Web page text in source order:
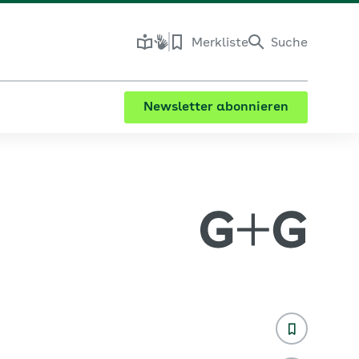
Merkliste Suche
Newsletter abonnieren